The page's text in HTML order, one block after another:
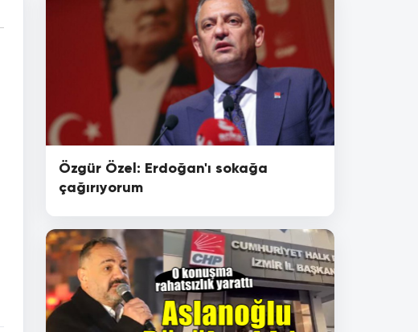
Özgür Özel: Erdoğan'ı sokağa
çağırıyorum